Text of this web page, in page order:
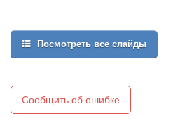
Посмотреть все слайды
Сообщить об ошибке